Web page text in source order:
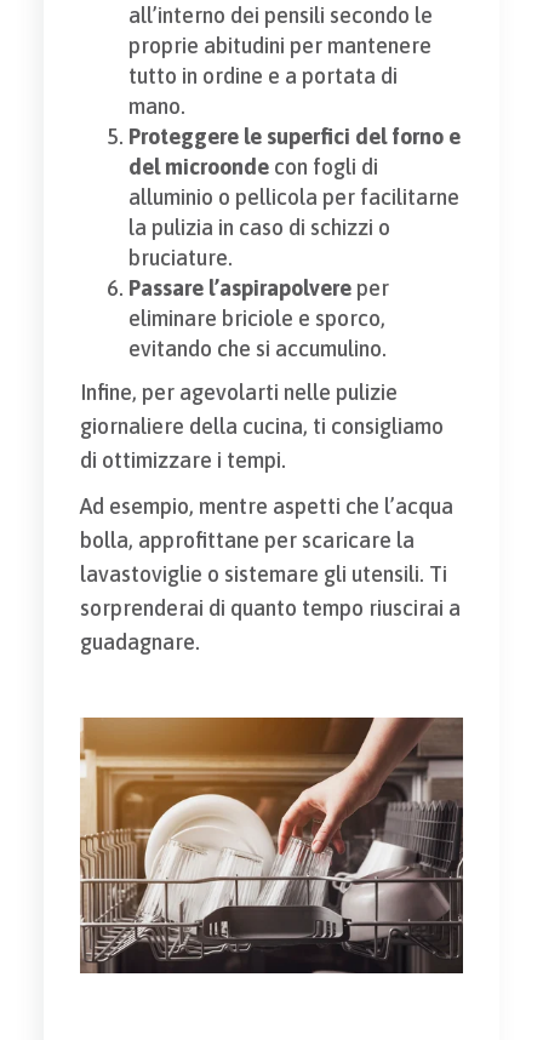
all’interno dei pensili secondo le
proprie abitudini per mantenere
tutto in ordine e a portata di
mano.
Proteggere le superfici del forno e
del microondecon fogli di
alluminio o pellicola per facilitarne
la pulizia in caso di schizzi o
bruciature.
Passare l’aspirapolvereper
eliminare briciole e sporco,
evitando che si accumulino.
Infine, per agevolarti nelle pulizie
giornaliere della cucina, ti consigliamo
di ottimizzare i tempi.
Ad esempio, mentre aspetti che l’acqua
bolla, approfittane per scaricare la
lavastoviglie o sistemare gli utensili. Ti
sorprenderai di quanto tempo riuscirai a
guadagnare.